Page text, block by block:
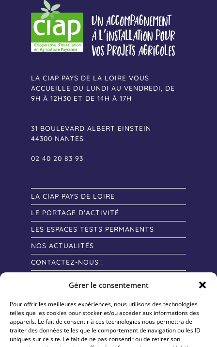
Gérer le consentement
Pour offrir les meilleures expériences, nous utilisons des technologies
telles que les cookies pour stocker et/ou accéder aux informations des
appareils. Le fait de consentir à ces technologies nous permettra de
traiter des données telles que le comportement de navigation ou les ID
uniques sur ce site. Le fait de ne pas consentir ou de retirer son
LA CIAP PAYS DE LA LOIRE VOUS
ACCUEILLE DU LUNDI AU VENDREDI, DE
9H À 12H30 ET DE 14H À 17H
31 BOULEVARD ALBERT EINSTEIN
44300 NANTES
02 40 20 83 93
LA CIAP PAYS DE LOIRE
LE PORTAGE D’ACTIVITÉ
LES ESPACES TESTS PERMANENTS
NOS ACTUALITÉS
CONTACTEZ-NOUS !